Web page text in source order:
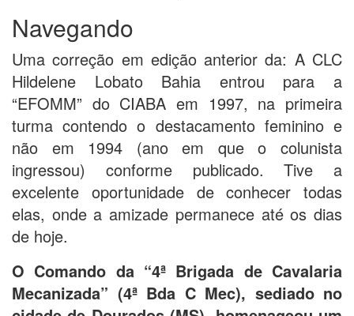
Navegando
Uma correção em edição anterior da: A CLC
Hildelene Lobato Bahia entrou para a
“EFOMM” do CIABA em 1997, na primeira
turma contendo o destacamento feminino e
não em 1994 (ano em que o colunista
ingressou) conforme publicado. Tive a
excelente oportunidade de conhecer todas
elas, onde a amizade permanece até os dias
de hoje.
O Comando da “4ª Brigada de Cavalaria
Mecanizada” (4ª Bda C Mec), sediado no